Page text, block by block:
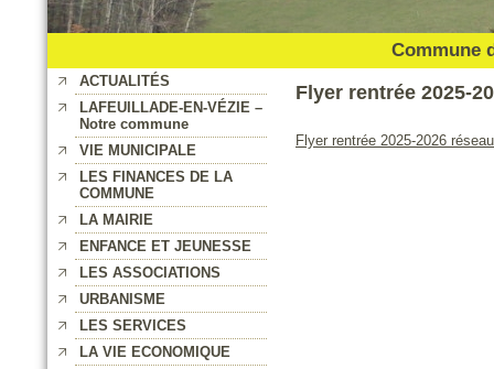
Commune
ACTUALITÉS
LAFEUILLADE-EN-VÉZIE –
Notre commune
VIE MUNICIPALE
LES FINANCES DE LA
COMMUNE
LA MAIRIE
ENFANCE ET JEUNESSE
LES ASSOCIATIONS
URBANISME
LES SERVICES
LA VIE ECONOMIQUE
Flyer rentrée 2025-
Flyer rentrée 2025-2026